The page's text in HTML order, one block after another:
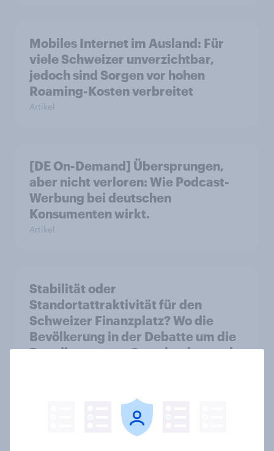
Mobiles Internet im Ausland: Für
viele Schweizer unverzichtbar,
jedoch sind Sorgen vor hohen
Roaming-Kosten verbreitet
Artikel
[DE On-Demand] Übersprungen,
aber nicht verloren: Wie Podcast-
Werbung bei deutschen
Konsumenten wirkt.
Artikel
Stabilität oder
Standortattraktivität für den
Schweizer Finanzplatz? Wo die
Bevölkerung in der Debatte um die
Regulierung von Grossbanken steht
YouGov-Studie: Pride-Engagement